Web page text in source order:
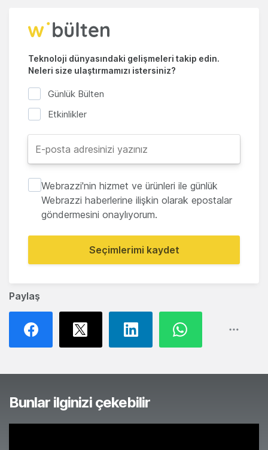
Paylaş
Teknoloji dünyasındaki gelişmeleri takip edin.
Neleri size ulaştırmamızı istersiniz?
Günlük Bülten
Etkinlikler
Webrazzi'nin hizmet ve ürünleri ile günlük
Webrazzi haberlerine ilişkin olarak epostalar
göndermesini onaylıyorum.
Seçimlerimi kaydet
Bunlar ilginizi çekebilir